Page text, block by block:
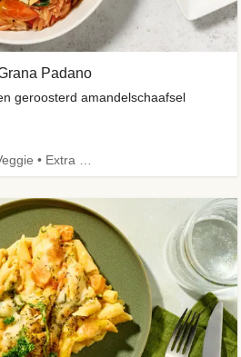
Padano
geroosterd amandelschaafsel